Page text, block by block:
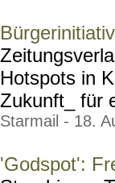
Hotspots in
Zukunft_ für
Starmail - 18.
'Godspot':